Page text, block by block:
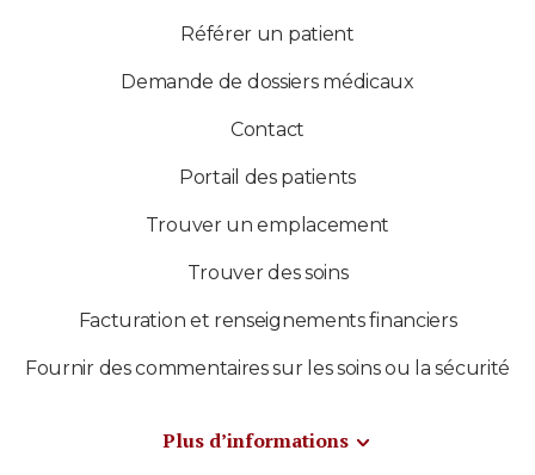
Référer un patient
Demande de dossiers médicaux
Contact
Portail des patients
Trouver un emplacement
Trouver des soins
Facturation et renseignements financiers
Fournir des commentaires sur les soins ou la sécurité
Plus d’informations